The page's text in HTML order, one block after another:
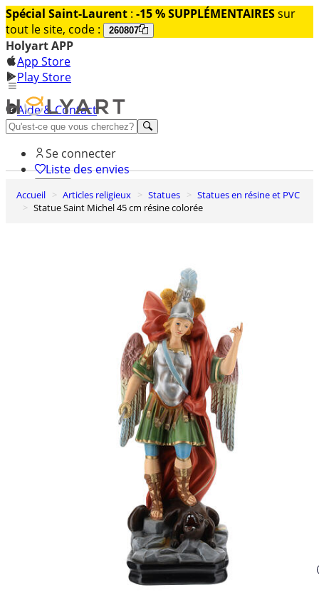
Spécial Saint-Laurent : -15 % SUPPLÉMENTAIRESsur
tout le site, code :
260807
Holyart APP
App Store
Play Store
Aide & Contact
Découvrez Premium
Se connecter
Liste des envies
0
Panier
Accueil Articles religieux Statues
Statues en résine et PVC
Statue Saint Michel 45 cm résine colorée